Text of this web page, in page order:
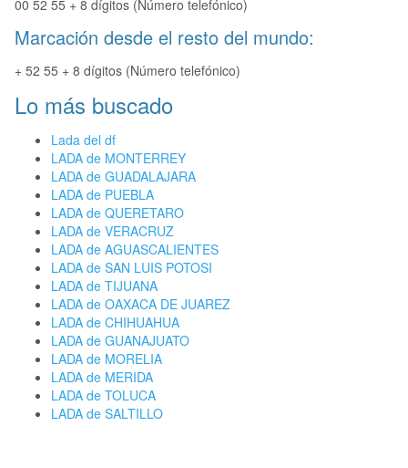
00 52 55 + 8 dígitos (Número telefónico)
Marcación desde el resto del mundo:
+ 52 55 + 8 dígitos (Número telefónico)
Lo más buscado
Lada del df
LADA de MONTERREY
LADA de GUADALAJARA
LADA de PUEBLA
LADA de QUERETARO
LADA de VERACRUZ
LADA de AGUASCALIENTES
LADA de SAN LUIS POTOSI
LADA de TIJUANA
LADA de OAXACA DE JUAREZ
LADA de CHIHUAHUA
LADA de GUANAJUATO
LADA de MORELIA
LADA de MERIDA
LADA de TOLUCA
LADA de SALTILLO